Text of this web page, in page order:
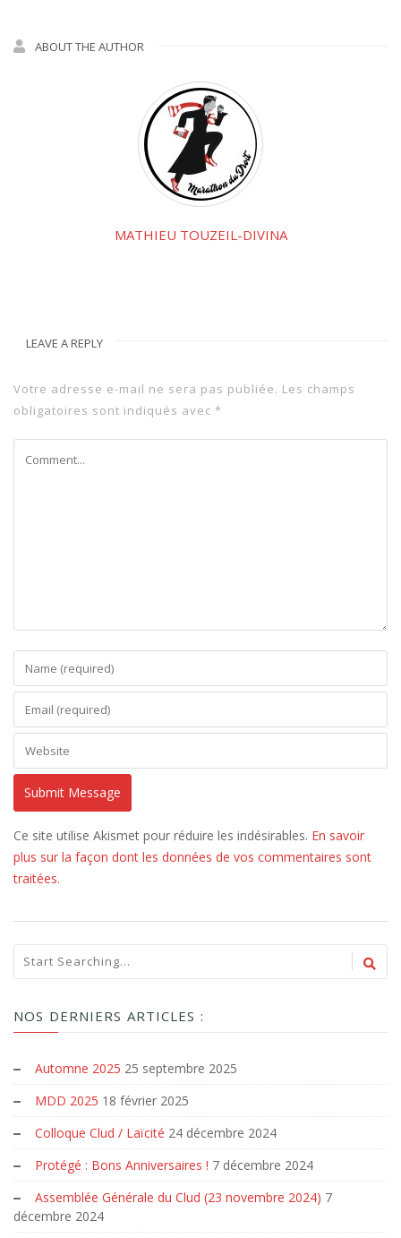
ABOUT THE AUTHOR
MATHIEU TOUZEIL-DIVINA
LEAVE A REPLY
Votre adresse e-mail ne sera pas publiée. Les champs
obligatoires sont indiqués avec *
Ce site utilise Akismet pour réduire les indésirables. En savoir
plus sur la façon dont les données de vos commentaires sont
traitées.
NOS DERNIERS ARTICLES :
Automne 2025 25 septembre 2025
MDD 2025 18 février 2025
Colloque Clud / Laïcité 24 décembre 2024
Protégé : Bons Anniversaires ! 7 décembre 2024
Assemblée Générale du Clud (23 novembre 2024) 7
décembre 2024